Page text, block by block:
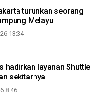
turunkan seorang
Melayu
13:34
hadirkan layanan Shuttle
sekitarnya
8:46